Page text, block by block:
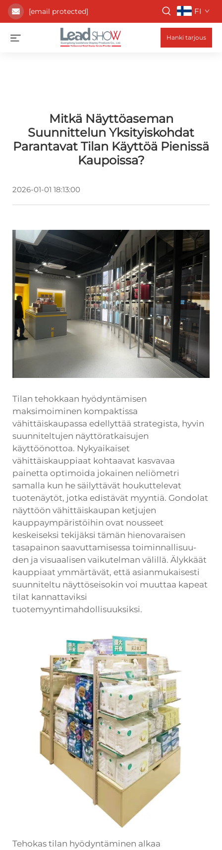
[email protected] FI
Hanki tarjous
Mitkä Näyttöaseman
Suunnittelun Yksityiskohdat
Parantavat Tilan Käyttöä Pienissä
Kaupoissa?
2026-01-01 18:13:00
Tilan tehokkaan hyödyntämisen
maksimoiminen kompaktissa
vähittäiskaupassa edellyttää strategista, hyvin
suunniteltujen näyttöratkaisujen
käyttöönottoa. Nykyaikaiset
vähittäiskauppiaat kohtaavat kasvavaa
painetta optimoida jokainen neliömetri
samalla kun he säilyttävät houkuttelevat
tuotenäytöt, jotka edistävät myyntiä. Gondolat
näyttöön vähittäiskaupan ketjujen
kauppaympäristöihin ovat nousseet
keskeiseksi tekijäksi tämän hienovaraisen
tasapainon saavuttamisessa toiminnallisuu-
den ja visuaalisen vaikutelman välillä. Älykkäät
kauppiaat ymmärtävät, että asianmukaisesti
suunniteltu näyttöseisokin voi muuttaa kapeat
tilat kannattaviksi
tuotemyyntimahdollisuuksiksi.
Tehokas tilan hyödyntäminen alkaa